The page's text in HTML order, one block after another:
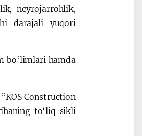
neyrojarrohlik,
darajali yuqori
bo‘limlari hamda
Construction
to‘liq sikli